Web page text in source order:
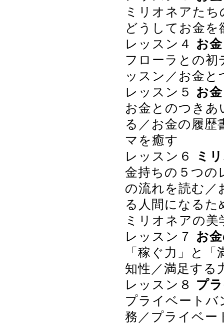
ミリオネアた
どうしてお金
レッスン４ お
フローラとの初
ッスン／お金
レッスン５ お
お金とのつきあ
る／お金の履歴
マを癒す
レッスン６
ミ
金持ちの５つ
の流れを読む／
る人間になるた
ミリオネアの
レッスン７ お
「稼ぐ力」と
知性／満足す
レッスン８ プ
プライベートバ
務／プライベー